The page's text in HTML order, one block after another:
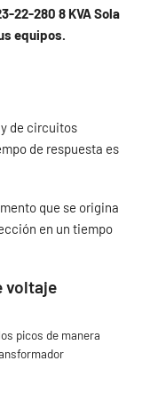
22-280 8 KVA Sola
equipos.
de circuitos
de respuesta es
que se origina
en un tiempo
voltaje
picos de manera